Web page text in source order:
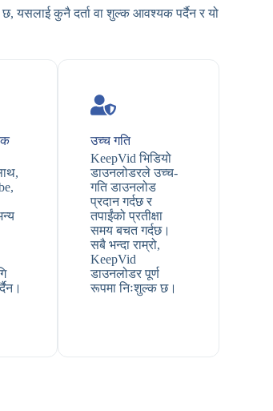
यसलाई कुनै दर्ता वा शुल्क आवश्यक पर्दैन र यो
उच्च गति
KeepVid भिडियो
डाउनलोडरले उच्च-
गति डाउनलोड
प्रदान गर्दछ र
तपाईंको प्रतीक्षा
समय बचत गर्दछ।
सबै भन्दा राम्रो,
KeepVid
डाउनलोडर पूर्ण
रूपमा निःशुल्क छ।